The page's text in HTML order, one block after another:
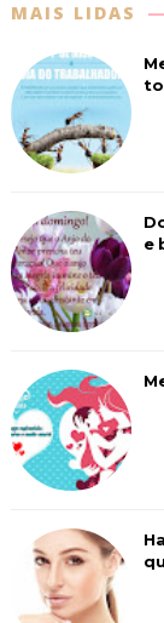
MAIS LIDAS
e